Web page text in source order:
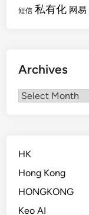
短信 私有化 网易
Archives
Archives
HK
Hong Kong
HONGKONG
Keo AI